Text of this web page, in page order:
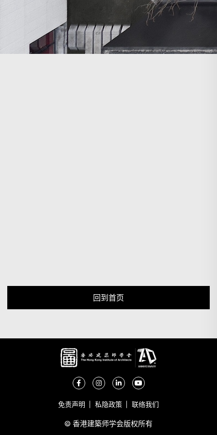
回到首页
免责声明 私隐政策 联络我们
© 香港建築师学会版权所有